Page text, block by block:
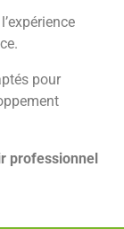
pour
professionnel